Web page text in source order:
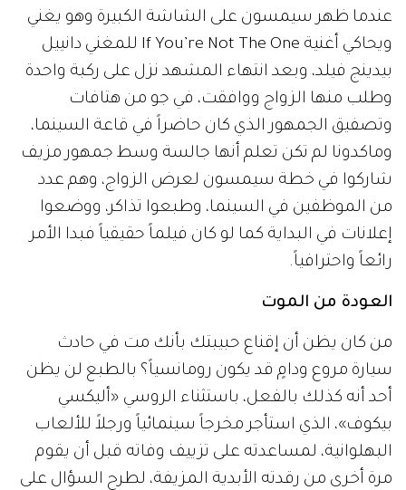
عندما ظهر سيمسون على الشاشة الكبيرة وهو يغني
ويحاكي أغنية If You’re Not The One للمغني دانييل
بيدينج فيلد، وبعد انتهاء المشهد نزل على ركبة واحدة
وطلب منها الزواج ووافقت، في جو من هتافات
وتصفيق الجمهور الذي كان حاضراً في قاعة السينما،
وماكدونا لم تكن تعلم أنها جالسة وسط جمهور مزيف
شاركوا في خطة سيمسون لعرض الزواج، وهم عدد
من الموظفين في السينما، وطبعوا تذاكر، ووضعوا
إعلانات في البداية كما لو كان فيلماً حقيقياً فبدا الأمر
رائعاً واحترافياً.
العودة من الموت
من كان يظن أن إقناع حبيبتك بأنك مت في حادث
سيارة مروع ودامٍ قد يكون رومانسياً؟ بالطبع لن يظن
أحد أنه كذلك بالفعل، باستثناء الروسي «أليكسي
بيكوف»، الذي استأجر مخرجاً سينمائياً ورجلاً للألعاب
البهلوانية، لمساعدته على تزييف وفاته قبل أن يقوم
مرة أخرى من رقدته الأبدية المزيفة، لطرح السؤال على